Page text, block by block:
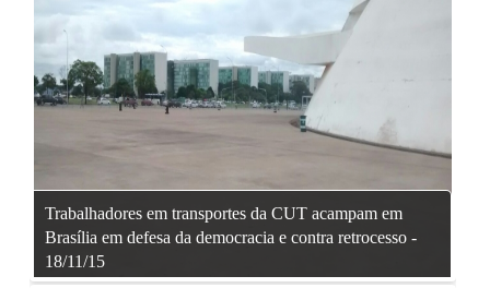
Trabalhadores em transportes da CUT acampam em
Brasília em defesa da democracia e contra retrocesso -
18/11/15